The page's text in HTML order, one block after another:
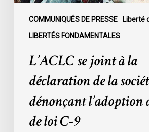
COMMUNIQUÉS DE PRESSE Liberté
LIBERTÉS FONDAMENTALES
dénonçant
l’adoption
L’ACLC se joint à la
déclaration de la
dénonçant
de loi C-9